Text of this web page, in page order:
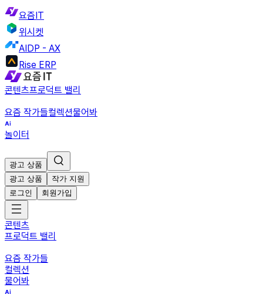
요즘IT
위시켓
AIDP - AX
Rise ERP
콘텐츠프로덕트 밸리
요즘 작가들컬렉션물어봐
놀이터
광고 상품
광고 상품
작가 지원
로그인
회원가입
콘텐츠
프로덕트 밸리
요즘 작가들
컬렉션
물어봐